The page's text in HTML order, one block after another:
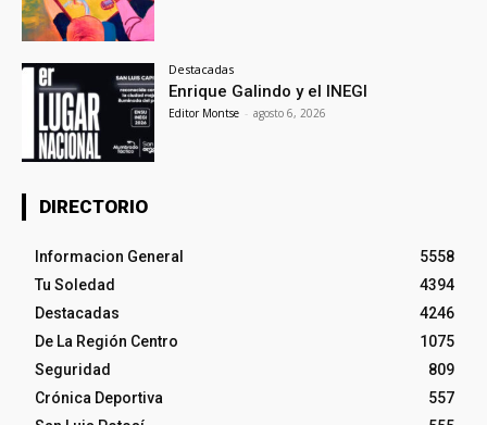
Destacadas
Enrique Galindo y el INEGI
Editor Montse - agosto 6, 2026
DIRECTORIO
Informacion General
5558
Tu Soledad
4394
Destacadas
4246
De La Región Centro
1075
Seguridad
809
Crónica Deportiva
557